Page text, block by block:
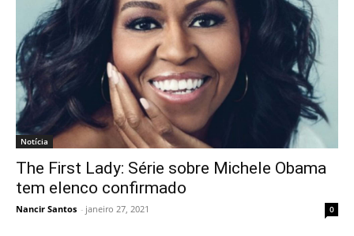
Notícia
The First Lady: Série sobre Michele Obama
tem elenco confirmado
Nancir Santos - janeiro 27, 2021 0